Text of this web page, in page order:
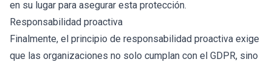
en su lugar para asegurar esta protección.
Responsabilidad proactiva
Finalmente, el principio de responsabilidad proactiva exige
que las organizaciones no solo cumplan con el GDPR, sino